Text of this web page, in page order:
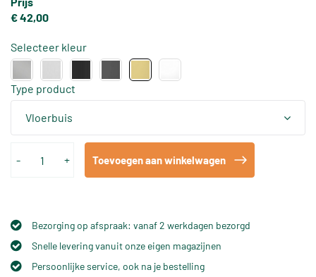
€ 42,00
Selecteer kleur
Type product
Vloerbuis
- + Toevoegen aan winkelwagen
Bezorging op afspraak: vanaf 2 werkdagen bezorgd
Snelle levering vanuit onze eigen magazijnen
Persoonlijke service, ook na je bestelling